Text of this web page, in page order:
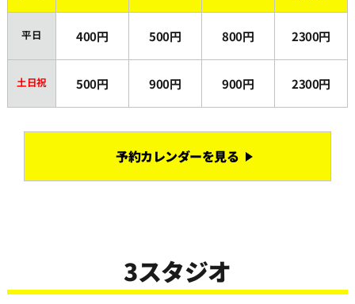
平日 400円 500円 800円 2300円
土日祝 500円 900円 900円 2300円
予約カレンダーを見る
3スタジオ